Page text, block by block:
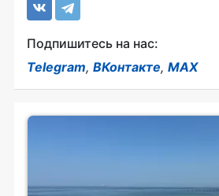
Подпишитесь на нас:
Telegram, ВКонтакте, MAX